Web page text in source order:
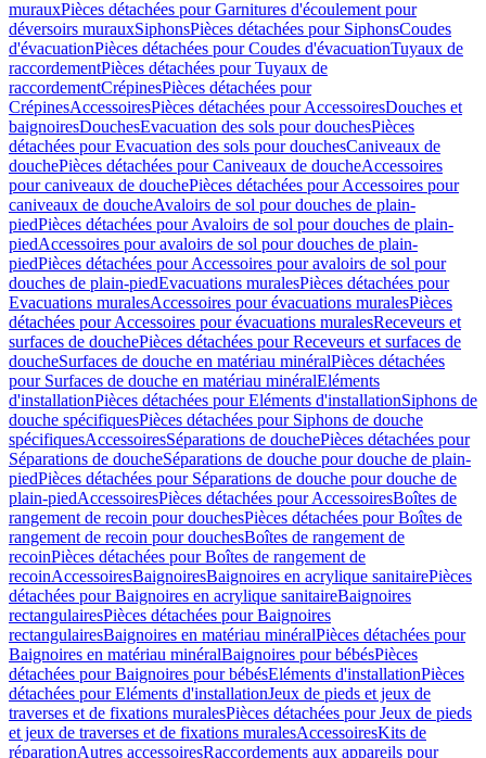
murauxPièces détachées pour Garnitures d'écoulement pour
déversoirs murauxSiphonsPièces détachées pour SiphonsCoudes
d'évacuationPièces détachées pour Coudes d'évacuationTuyaux de
raccordementPièces détachées pour Tuyaux de
raccordementCrépinesPièces détachées pour
CrépinesAccessoiresPièces détachées pour AccessoiresDouches et
baignoiresDouchesEvacuation des sols pour douchesPièces
détachées pour Evacuation des sols pour douchesCaniveaux de
douchePièces détachées pour Caniveaux de doucheAccessoires
pour caniveaux de douchePièces détachées pour Accessoires pour
caniveaux de doucheAvaloirs de sol pour douches de plain-
piedPièces détachées pour Avaloirs de sol pour douches de plain-
piedAccessoires pour avaloirs de sol pour douches de plain-
piedPièces détachées pour Accessoires pour avaloirs de sol pour
douches de plain-piedEvacuations muralesPièces détachées pour
Evacuations muralesAccessoires pour évacuations muralesPièces
détachées pour Accessoires pour évacuations muralesReceveurs et
surfaces de douchePièces détachées pour Receveurs et surfaces de
doucheSurfaces de douche en matériau minéralPièces détachées
pour Surfaces de douche en matériau minéralEléments
d'installationPièces détachées pour Eléments d'installationSiphons de
douche spécifiquesPièces détachées pour Siphons de douche
spécifiquesAccessoiresSéparations de douchePièces détachées pour
Séparations de doucheSéparations de douche pour douche de plain-
piedPièces détachées pour Séparations de douche pour douche de
plain-piedAccessoiresPièces détachées pour AccessoiresBoîtes de
rangement de recoin pour douchesPièces détachées pour Boîtes de
rangement de recoin pour douchesBoîtes de rangement de
recoinPièces détachées pour Boîtes de rangement de
recoinAccessoiresBaignoiresBaignoires en acrylique sanitairePièces
détachées pour Baignoires en acrylique sanitaireBaignoires
rectangulairesPièces détachées pour Baignoires
rectangulairesBaignoires en matériau minéralPièces détachées pour
Baignoires en matériau minéralBaignoires pour bébésPièces
détachées pour Baignoires pour bébésEléments d'installationPièces
détachées pour Eléments d'installationJeux de pieds et jeux de
traverses et de fixations muralesPièces détachées pour Jeux de pieds
et jeux de traverses et de fixations muralesAccessoiresKits de
réparationAutres accessoiresRaccordements aux appareils pour